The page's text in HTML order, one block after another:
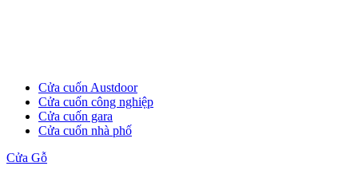
Cửa cuốn Austdoor
Cửa cuốn công nghiệp
Cửa cuốn gara
Cửa cuốn nhà phố
Cửa Gỗ